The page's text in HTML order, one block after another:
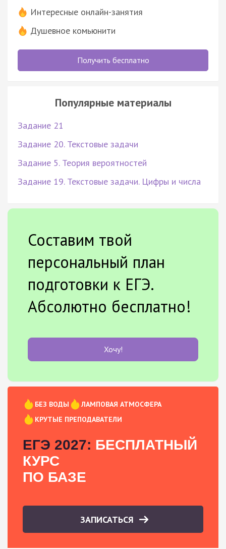
Интересные онлайн-занятия
Душевное комьюнити
Получить бесплатно
Популярные материалы
Задание 21
Задание 20. Текстовые задачи
Задание 5. Теория вероятностей
Задание 19. Текстовые задачи. Цифры и числа
Составим твой
персональный план
подготовки к ЕГЭ.
Абсолютно бесплатно!
Хочу!
БЕЗ ВОДЫ
ЛАМПОВАЯ АТМОСФЕРА
КРУТЫЕ ПРЕПОДАВАТЕЛИ
ЕГЭ 2027: БЕСПЛАТНЫЙ
КУРС
ПО БАЗЕ
ЗАПИСАТЬСЯ